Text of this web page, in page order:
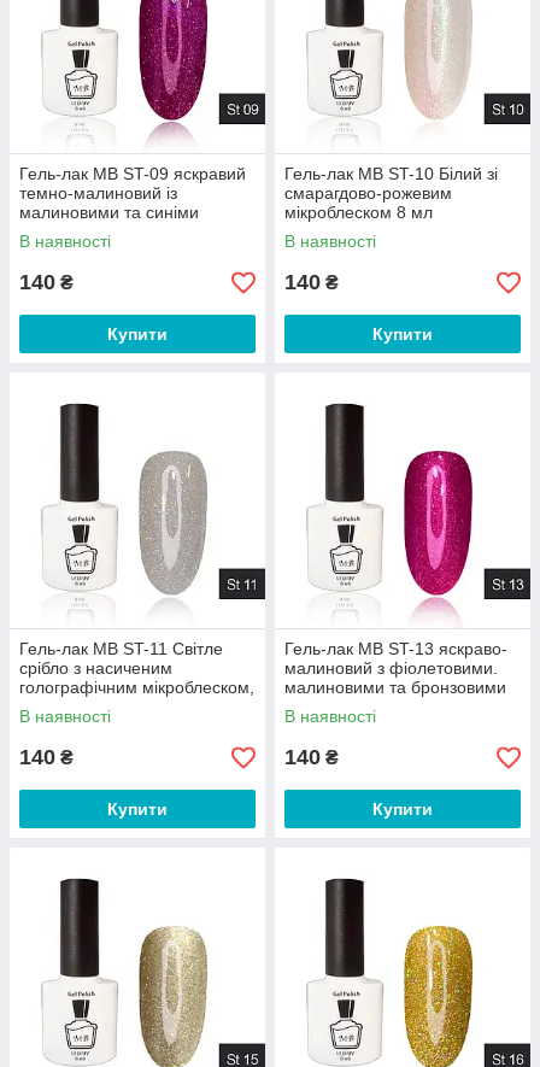
Гель-лак MB ST-09 яскравий
темно-малиновий із
малиновими та синіми
блискітками STAR Collection,
блискітки 8 мл
В наявності
140 ₴
Купити
Гель-лак МВ ST-10 Білий зі
смарагдово-рожевим
мікроблеском 8 мл
В наявності
140 ₴
Купити
Гель-лак МВ ST-11 Світле
срібло з насиченим
голографічним мікроблеском,
8 мл
В наявності
140 ₴
Купити
Гель-лак MB ST-13 яскраво-
малиновий з фіолетовими.
малиновими та бронзовими
блискітками STAR Collection,
блискітки 8 мл
В наявності
140 ₴
Купити